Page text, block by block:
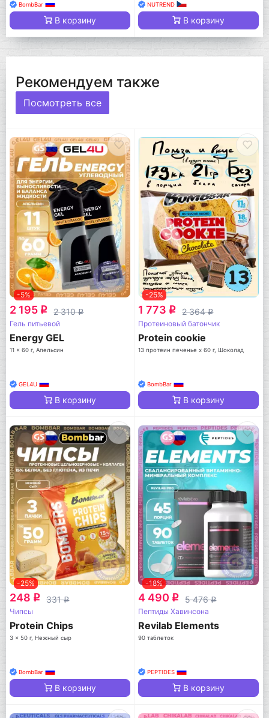
BombBar
В корзину
NUTREND
В корзину
Рекомендуем также
Посмотреть все
-5%
2 195 q 2 310q
Гель питьевой
Energy GEL
11 x 60 г, Апельсин
GEL4U
В корзину
-25%
1 773 q 2 364q
Протеиновый батончик
Protein cookie
13 протеин печенье x 60 г, Шоколад
BombBar
В корзину
-25%
248 q 331q
Чипсы
Protein Chips
3 x 50 г, Нежный сыр
BombBar
В корзину
-18%
4 490 q 5 476q
Пептиды Хавинсона
Revilab Elements
90 таблеток
PEPTIDES
В корзину